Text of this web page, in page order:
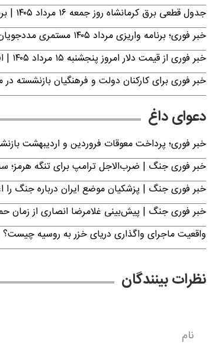
جدول قطعی برق کرمانشاه روز جمعه ۱۶ مرداد ۱۴۰۵ | برنامه خاموشی برق کرمانشاه اعلام شد
خبر فوری؛ برنامه واریزی مرداد ۱۴۰۵ مستمری مددجویان کمیته امداد و بهزیستی اعلام شد
خبر فوری از قیمت دلار امروز پنجشنبه ۱۵ مرداد ۱۴۰۵ | افت دلار آزاد، رشد حواله
خبر فوری برای کارکنان دولت و فرهنگیان بازنشسته در
دعوای داغ
خبر فوری؛ پرداخت معوقات فروردین و اردیبهشت
خبر فوری جنگ | ضرب‌الاجل ترامپ برای تنگه هرمز؛
خبر فوری جنگ | پزشکیان موضع ایران درباره جنگ
خبر فوری جنگ | پیش‌بینی غلامرضا انصاری از زمان
واقعیت ماجرای واگذاری دریای خزر به روسیه چیست؟
نظرات بینندگان
نام